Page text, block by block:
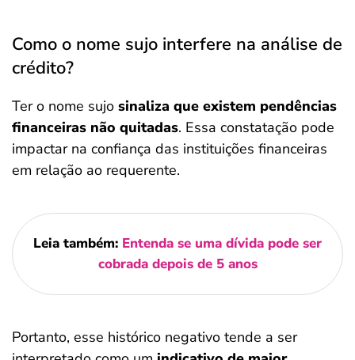
Como o nome sujo interfere na análise de
crédito?
Ter o nome sujo sinaliza que existem pendências
financeiras não quitadas. Essa constatação pode
impactar na confiança das instituições financeiras
em relação ao requerente.
Leia também: Entenda se uma dívida pode ser
cobrada depois de 5 anos
Portanto, esse histórico negativo tende a ser